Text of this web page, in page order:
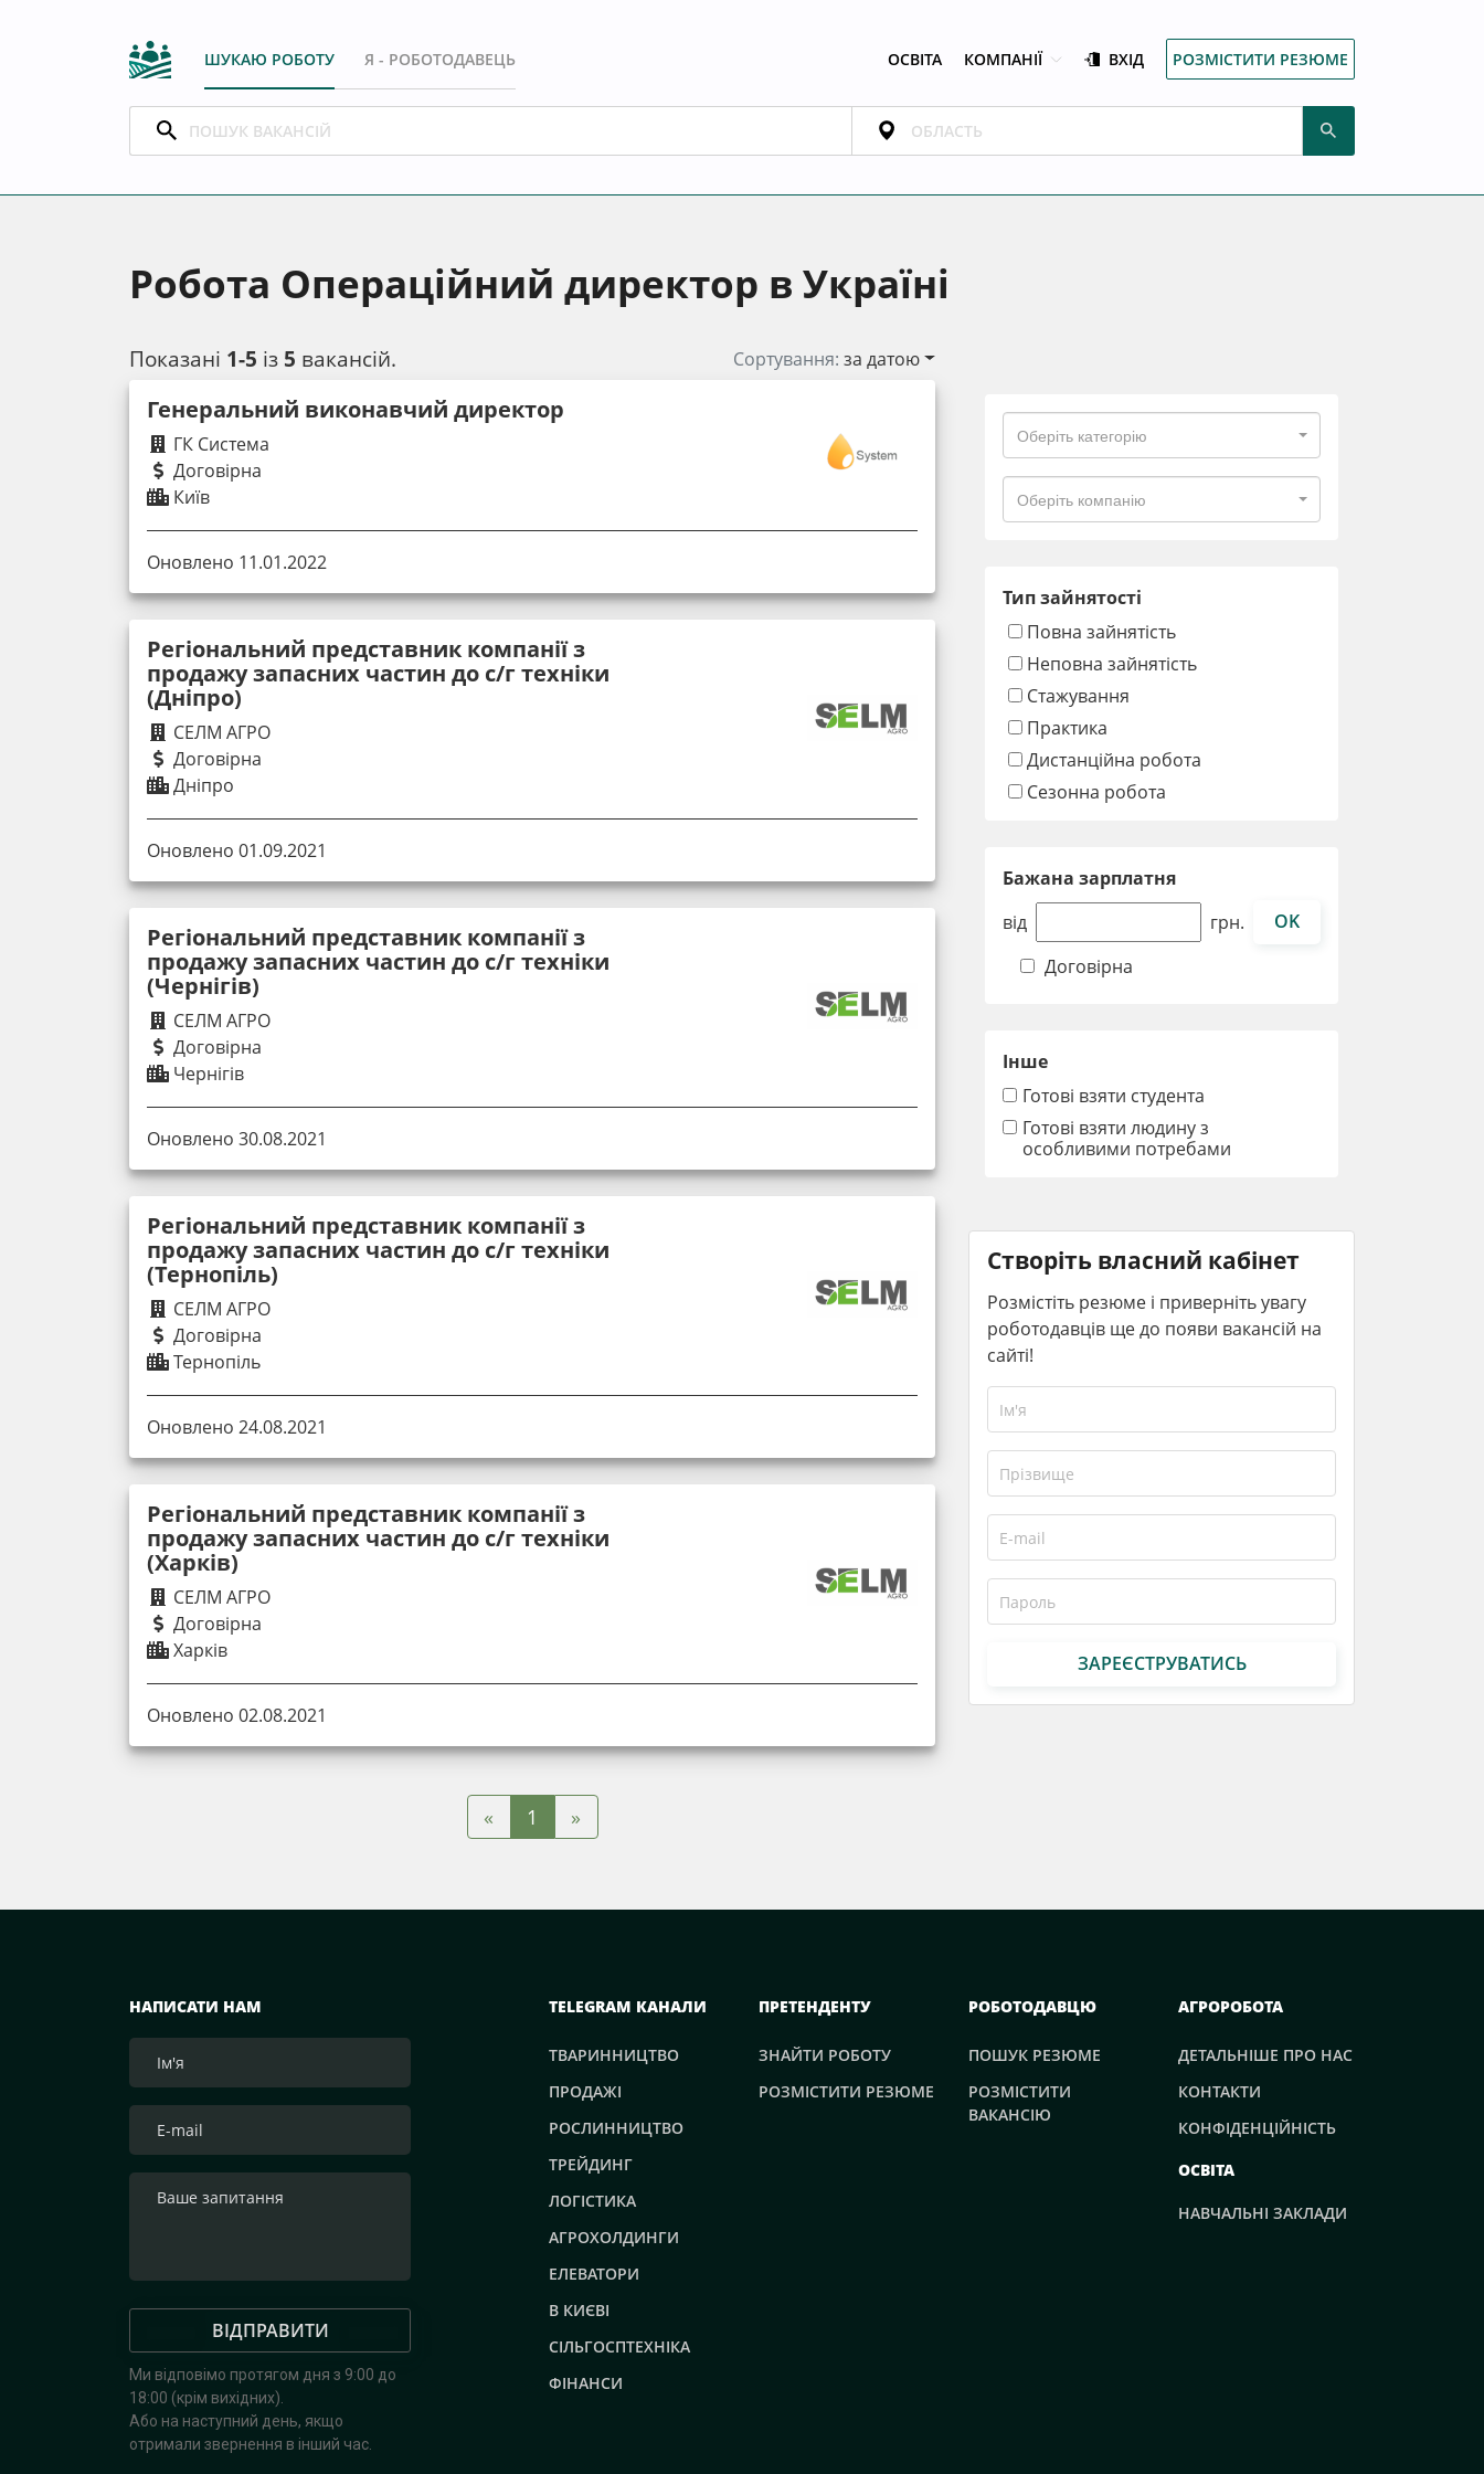
ШУКАЮ РОБОТУ Я - РОБОТОДАВЕЦЬ ОСВІТА КОМПАНІЇ ВХІД РОЗМІСТИТИ РЕЗЮМЕ
Робота Операційний директор в Україні
Показані 1-5 із 5 вакансій. Сортування:за датою
Генеральний виконавчий директор
ГК Система
Договірна
Київ
Оновлено 11.01.2022
Регіональний представник компанії з
продажу запасних частин до с/г техніки
(Дніпро)
СЕЛМ АГРО
Договірна
Дніпро
Оновлено 01.09.2021
Регіональний представник компанії з
продажу запасних частин до с/г техніки
(Чернігів)
СЕЛМ АГРО
Договірна
Чернігів
Оновлено 30.08.2021
Регіональний представник компанії з
продажу запасних частин до с/г техніки
(Тернопіль)
СЕЛМ АГРО
Договірна
Тернопіль
Оновлено 24.08.2021
Регіональний представник компанії з
продажу запасних частин до с/г техніки
(Харків)
СЕЛМ АГРО
Договірна
Харків
Оновлено 02.08.2021
« 1 »
Оберіть категорію
Оберіть компанію
Тип зайнятості
Повна зайнятість
Неповна зайнятість
Стажування
Практика
Дистанційна робота
Сезонна робота
Бажана зарплатня
від
грн.
OK
Договірна
Інше
Готові взяти студента
Готові взяти людину з
особливими потребами
Створіть власний кабінет
Розмістіть резюме і приверніть увагу
роботодавців ще до появи вакансій на
сайті!
ЗАРЕЄСТРУВАТИСЬ
НАПИСАТИ НАМ
ВІДПРАВИТИ
Ми відповімо протягом дня з 9:00 до
18:00 (крім вихідних).
Або на наступний день, якщо
отримали звернення в інший час.
TELEGRAM КАНАЛИ
ТВАРИННИЦТВО
ПРОДАЖІ
РОСЛИННИЦТВО
ТРЕЙДИНГ
ЛОГІСТИКА
АГРОХОЛДИНГИ
ЕЛЕВАТОРИ
В КИЄВІ
СІЛЬГОСПТЕХНІКА
ФІНАНСИ
ПРЕТЕНДЕНТУ
ЗНАЙТИ РОБОТУ
РОЗМІСТИТИ РЕЗЮМЕ
РОБОТОДАВЦЮ
ПОШУК РЕЗЮМЕ
РОЗМІСТИТИ
ВАКАНСІЮ
АГРОРОБОТА
ДЕТАЛЬНІШЕ ПРО НАС
КОНТАКТИ
КОНФІДЕНЦІЙНІСТЬ
ОСВІТА
НАВЧАЛЬНІ ЗАКЛАДИ